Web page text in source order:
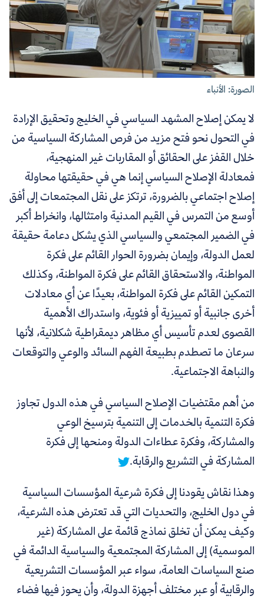
الصورة: الأنباء
لا يمكن إصلاح المشهد السياسي في الخليج وتحقيق الإرادة
في التحول نحو فتح مزيد من فرص المشاركة السياسية من
خلال القفز على الحقائق أو المقاربات غير المنهجية،
فمعادلة الإصلاح السياسي إنما هي في حقيقتها محاولة
إصلاح اجتماعي بالضرورة، ترتكز على نقل المجتمعات إلى أفق
أوسع من التمرس في القيم المدنية وامتثالها، وانخراط أكبر
في الضمير المجتمعي والسياسي الذي يشكل دعامة حقيقة
لعمل الدولة، وإيمان بضرورة الحوار القائم على فكرة
المواطنة، والاستحقاق القائم على فكرة المواطنة، وكذلك
التمكين القائم على فكرة المواطنة، بعيدًا عن أي معادلات
أخرى جانبية أو تمييزية أو فئوية، واستدراك الأهمية
القصوى لعدم تأسيس أي مظاهر ديمقراطية شكلانية، لأنها
سرعان ما تصطدم بطبيعة الفهم السائد والوعي والتوقعات
والنباهة الاجتماعية.
من أهم مقتضيات الإصلاح السياسي في هذه الدول تجاوز
فكرة التنمية بالخدمات إلى التنمية بترسيخ الوعي
والمشاركة، وفكرة عطاءات الدولة ومنحها إلى فكرة
المشاركة في التشريع والرقابة.
وهذا نقاش يقودنا إلى فكرة شرعية المؤسسات السياسية
في دول الخليج، والتحديات التي قد تعترض هذه الشرعية،
وكيف يمكن أن تخلق نماذج قائمة على المشاركة (غير
الموسمية) إلى المشاركة المجتمعية والسياسية الدائمة في
صنع السياسات العامة، سواء عبر المؤسسات التشريعية
والرقابية أو عبر مختلف أجهزة الدولة، وأن يحوز فيها فضاء